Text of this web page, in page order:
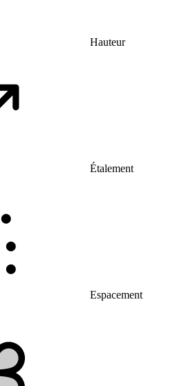
Hauteur
Étalement
Espacement